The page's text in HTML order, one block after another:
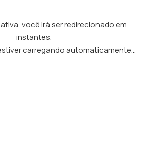
você irá ser redirecionado em
instantes.
carregando automaticamente…